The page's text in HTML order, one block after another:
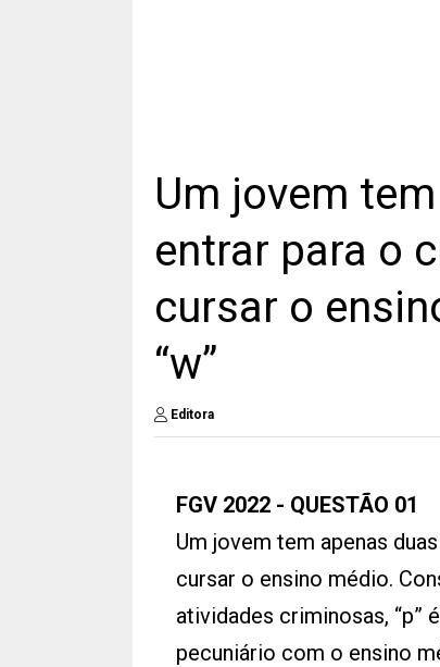
Um jovem
entrar para o
cursar o
“w”
Editora
FGV 2022 - QUESTÃO 01
Um jovem tem apenas
cursar o ensino médio.
atividades criminosas, “p”
pecuniário com o ensino